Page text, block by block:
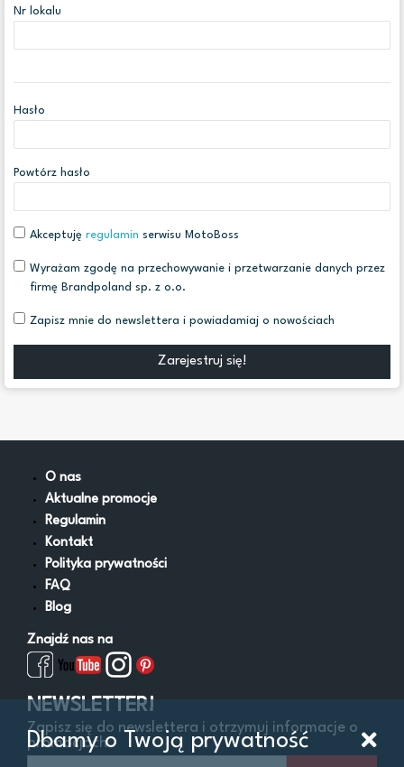
Nr lokalu
Hasło
Powtórz hasło
Akceptuję regulamin serwisu MotoBoss
Wyrażam zgodę na przechowywanie i przetwarzanie danych przez
firmę Brandpoland sp. z o.o.
Zapisz mnie do newslettera i powiadamiaj o nowościach
Zarejestruj się!
O nas
Aktualne promocje
Regulamin
Kontakt
Polityka prywatności
FAQ
Blog
Znajdź nas na
NEWSLETTER!
Zapisz się do newslettera i otrzymuj informacje o
promocjach
Dbamy o Twoją prywatność